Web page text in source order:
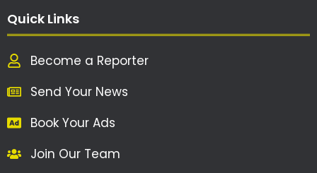
Quick Links
Become a Reporter
Send Your News
Book Your Ads
Join Our Team